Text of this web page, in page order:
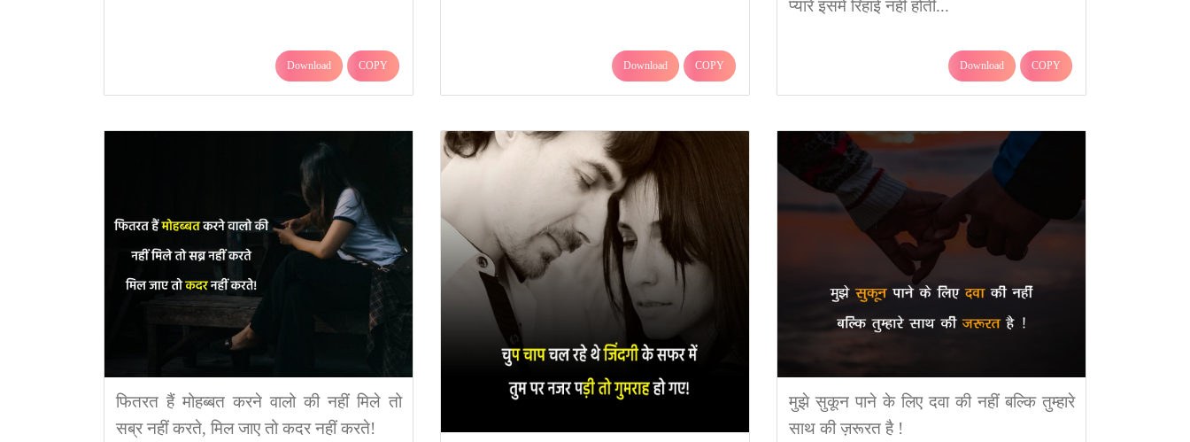
Download COPY Download COPY
प्यारे इसमें रिहाई नहीं होती...
Download COPY
फितरत हैं मोहब्बत करने वालो की नहीं मिले तो
सब्र नहीं करते, मिल जाए तो कदर नहीं करते!
मुझे सुकून पाने के लिए दवा की नहीं बल्कि तुम्हारे
साथ की ज़रूरत है !